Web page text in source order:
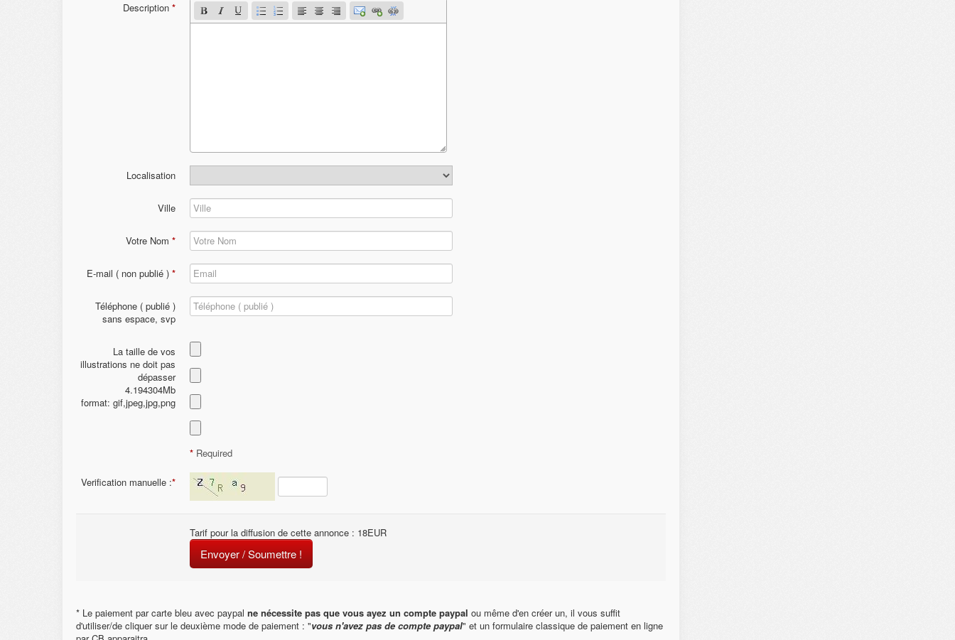
Description *
Localisation
Ville
Votre Nom *
E-mail ( non publié ) *
Téléphone ( publié )
sans espace, svp
La taille de vos
illustrations ne doit pas
dépasser
4.194304Mb
format: gif,jpeg,jpg,png
* Required
Verification manuelle :*
Tarif pour la diffusion de cette annonce : 18EUR
Envoyer / Soumettre !
* Le paiement par carte bleu avec paypal ne nécessite pas que vous ayez un compte paypal ou même d'en créer un, il vous suffit
d'utiliser/de cliquer sur le deuxième mode de paiement : "vous n'avez pas de compte paypal" et un formulaire classique de paiement en ligne